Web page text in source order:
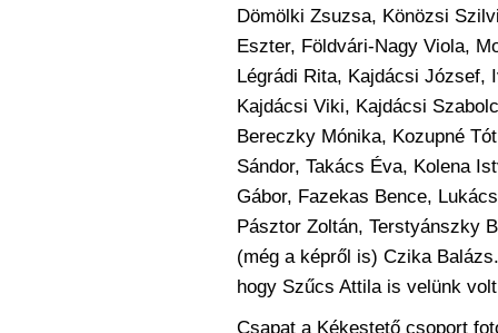
Dömölki Zsuzsa, Könözsi
Eszter, Földvári-Nagy Viola,
Légrádi Rita, Kajdácsi József,
Kajdácsi Viki, Kajdácsi
Bereczky Mónika, Kozupné
Sándor, Takács Éva, Kolena
Gábor, Fazekas Bence,
Pásztor Zoltán, Terstyánszky
(még a képről is) Czika
hogy Szűcs Attila is velünk
Csapat a Kékestető csoport